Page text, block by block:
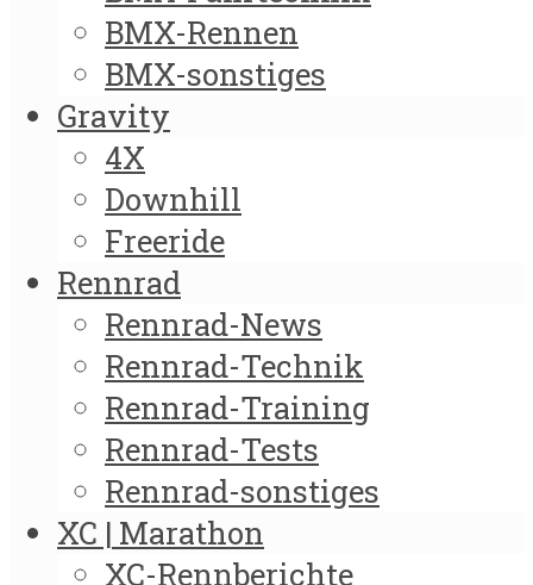
BMX-Rennen
BMX-sonstiges
Gravity
4X
Downhill
Freeride
Rennrad
Rennrad-News
Rennrad-Technik
Rennrad-Training
Rennrad-Tests
Rennrad-sonstiges
XC | Marathon
XC-Rennberichte